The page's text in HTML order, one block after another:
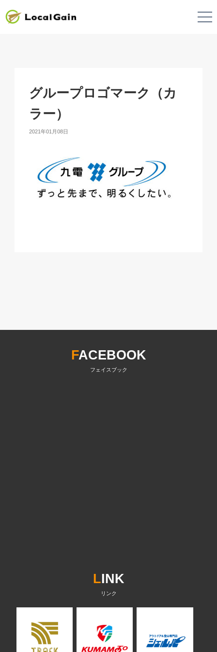
グループロゴマーク（カ
ラー）
2021年01月08日
LINK
FACEBOOK